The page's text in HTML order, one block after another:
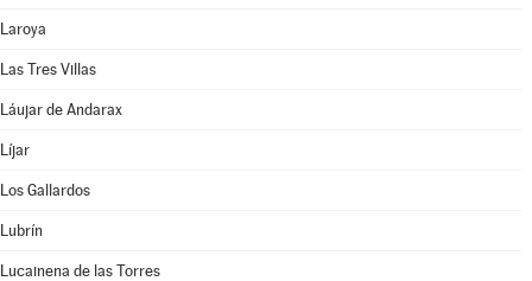
Laroya
Las Tres Villas
Láujar de Andarax
Líjar
Los Gallardos
Lubrín
Lucainena de las Torres